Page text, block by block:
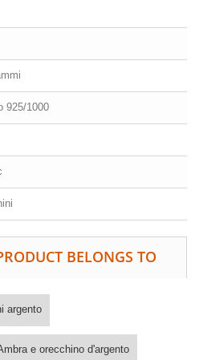
925/1000
BELONGS TO
argento
e orecchino d'argento